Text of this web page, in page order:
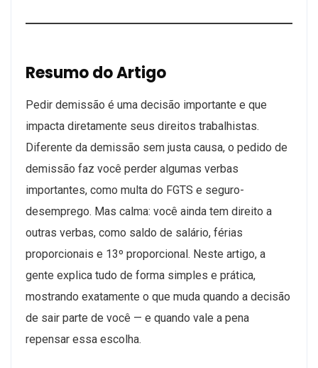
Resumo do Artigo
Pedir demissão é uma decisão importante e que
impacta diretamente seus direitos trabalhistas.
Diferente da demissão sem justa causa, o pedido de
demissão faz você perder algumas verbas
importantes, como multa do FGTS e seguro-
desemprego. Mas calma: você ainda tem direito a
outras verbas, como saldo de salário, férias
proporcionais e 13º proporcional. Neste artigo, a
gente explica tudo de forma simples e prática,
mostrando exatamente o que muda quando a decisão
de sair parte de você — e quando vale a pena
repensar essa escolha.